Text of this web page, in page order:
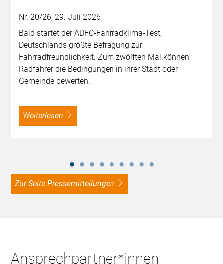
Nr. 20/26, 29. Juli 2026
Bald startet der ADFC-Fahrradklima-Test,
Deutschlands größte Befragung zur
Fahrradfreundlichkeit. Zum zwölften Mal können
Radfahrer die Bedingungen in ihrer Stadt oder
Gemeinde bewerten.
weiterlesen
zur Seite Pressemitteilungen
Ansprechpartner*innen